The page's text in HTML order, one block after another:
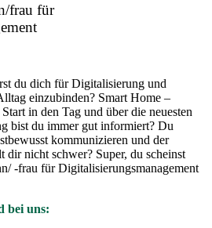
frau für
du dich für Digitalisierung und
einzubinden? Smart Home –
in den Tag und über die neuesten
bist du immer gut informiert? Du
kommunizieren und der
dir nicht schwer? Super, du scheinst
-frau für Digitalisierungsmanagement
bei uns: